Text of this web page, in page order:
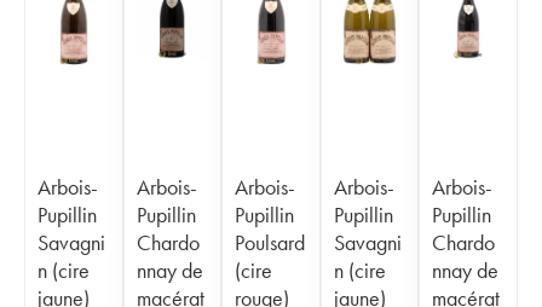
Arbois-
Pupillin
Savagni
n (cire
jaune)
Arbois-
Pupillin
Chardo
nnay de
macérat
Arbois-
Pupillin
Poulsard
(cire
rouge)
Arbois-
Pupillin
Savagni
n (cire
jaune)
Arbois-
Pupillin
Chardo
nnay de
macérat